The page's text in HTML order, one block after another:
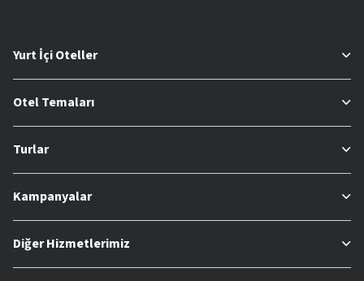
Yurt İçi Oteller
Otel Temaları
Turlar
Kampanyalar
Diğer Hizmetlerimiz